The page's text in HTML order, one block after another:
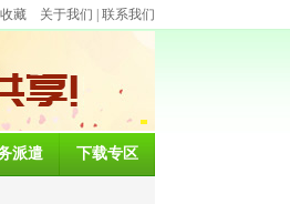
藏 关于我们 联系我们
派遣 下载专区